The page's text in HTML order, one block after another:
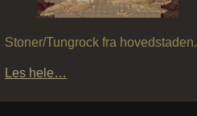
Stoner/Tungrock fra hovedstaden.
Les hele…